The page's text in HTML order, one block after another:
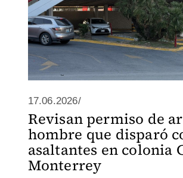
17.06.2026/
Revisan permiso de
hombre que disparó
asaltantes en colonia
Monterrey